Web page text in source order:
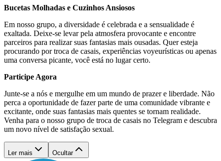
Bucetas Molhadas e Cuzinhos Ansiosos
Em nosso grupo, a diversidade é celebrada e a sensualidade é
exaltada. Deixe-se levar pela atmosfera provocante e encontre
parceiros para realizar suas fantasias mais ousadas. Quer esteja
procurando por troca de casais, experiências voyeurísticas ou apenas
uma conversa picante, você está no lugar certo.
Participe Agora
Junte-se a nós e mergulhe em um mundo de prazer e liberdade. Não
perca a oportunidade de fazer parte de uma comunidade vibrante e
excitante, onde suas fantasias mais quentes se tornam realidade.
Venha para o nosso grupo de troca de casais no Telegram e descubra
um novo nível de satisfação sexual.
Ler mais Ocultar